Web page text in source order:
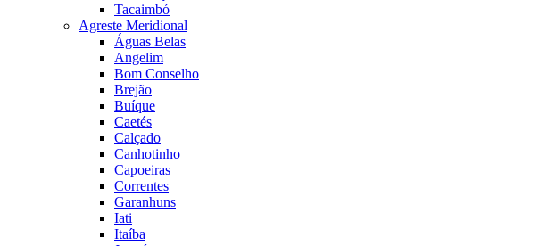
Tacaimbó
Agreste Meridional
Águas Belas
Angelim
Bom Conselho
Brejão
Buíque
Caetés
Calçado
Canhotinho
Capoeiras
Correntes
Garanhuns
Iati
Itaíba